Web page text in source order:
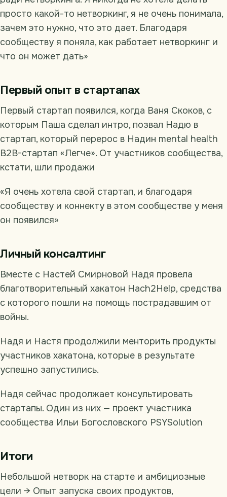
просто какой-то нетворкинг, я не очень понимала,
зачем это нужно, что это дает. Благодаря
сообществу я поняла, как работает нетворкинг и
что он может дать»
Первый опыт в стартапах
Первый стартап появился, когда Ваня Скоков, с
которым Паша сделал интро, позвал Надю в
стартап, который перерос в Надин mental health
B2B-стартап «Легче». От участников сообщества,
кстати, шли продажи
«Я очень хотела свой стартап, и благодаря
сообществу и коннекту в этом сообществе у меня
он появился»
Личный консалтинг
Вместе с Настей Смирновой Надя провела
благотворительный хакатон Hach2Help, средства
с которого пошли на помощь пострадавшим от
войны.
Надя и Настя продолжили менторить продукты
участников хакатона, которые в результате
успешно запустились.
Надя сейчас продолжает консультировать
стартапы. Один из них — проект участника
сообщества Ильи Богословского PSYSolution
Итоги
Небольшой нетворк на старте и амбициозные
цели → Опыт запуска своих продуктов,